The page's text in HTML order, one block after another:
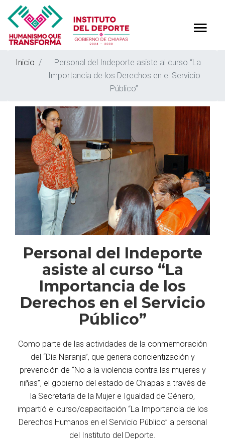
Inicio
Personal del Indeporte asiste al curso “La
Importancia de los Derechos en el Servicio
Público”
Personal del Indeporte
asiste al curso “La
Importancia de los
Derechos en el Servicio
Público”
Como parte de las actividades de la conmemoración
del “Día Naranja”, que genera concientización y
prevención de “No a la violencia contra las mujeres y
niñas”, el gobierno del estado de Chiapas a través de
la Secretaría de la Mujer e Igualdad de Género,
impartió el curso/capacitación “La Importancia de los
Derechos Humanos en el Servicio Público” a personal
del Instituto del Deporte.